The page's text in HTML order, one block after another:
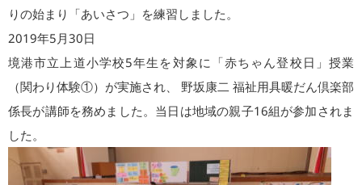
りの始まり「あいさつ」を練習しました。
2019年5月30日
境港市立上道小学校5年生を対象に「赤ちゃん登校日」授業
（関わり体験①）が実施され、 野坂康二 福祉用具暖だん倶楽部
係長が講師を務めました。当日は地域の親子16組が参加されま
した。